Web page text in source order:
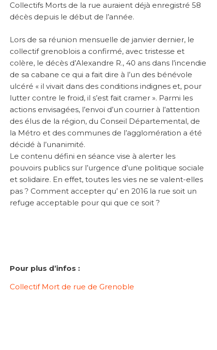
Collectifs Morts de la rue auraient déjà enregistré 58
décès depuis le début de l’année.
Lors de sa réunion mensuelle de janvier dernier, le
collectif grenoblois a confirmé, avec tristesse et
colère, le décès d’Alexandre R., 40 ans dans l’incendie
de sa cabane ce qui a fait dire à l’un des bénévole
ulcéré « il vivait dans des conditions indignes et, pour
lutter contre le froid, il s’est fait cramer ». Parmi les
actions envisagées, l’envoi d’un courrier à l’attention
des élus de la région, du Conseil Départemental, de
la Métro et des communes de l’agglomération a été
décidé à l’unanimité.
Le contenu défini en séance vise à alerter les
pouvoirs publics sur l’urgence d’une politique sociale
et solidaire. En effet, toutes les vies ne se valent-elles
pas ? Comment accepter qu’ en 2016 la rue soit un
refuge acceptable pour qui que ce soit ?
Pour plus d’infos :
Collectif Mort de rue de Grenoble